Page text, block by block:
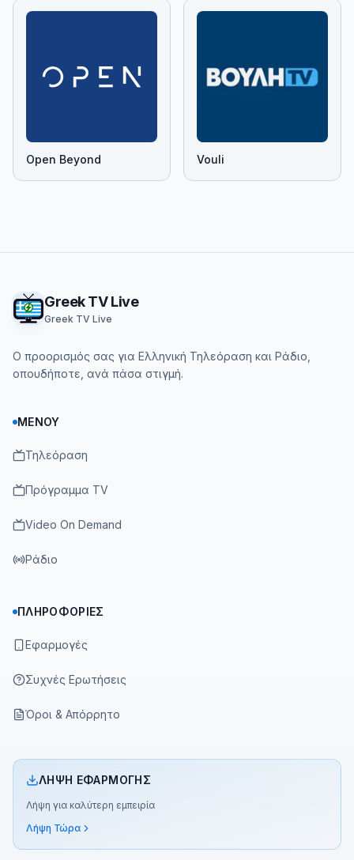
Open Beyond Vouli
Greek TV Live
Greek TV Live
Ο προορισμός σας για Ελληνική Τηλεόραση και Ράδιο,
οπουδήποτε, ανά πάσα στιγμή.
ΜΕΝΟΎ
Τηλεόραση
Πρόγραμμα TV
Video On Demand
Ράδιο
ΠΛΗΡΟΦΟΡΊΕΣ
Εφαρμογές
Συχνές Ερωτήσεις
Όροι & Απόρρητο
ΛΉΨΗ ΕΦΑΡΜΟΓΉΣ
Λήψη για καλύτερη εμπειρία
Λήψη Τώρα